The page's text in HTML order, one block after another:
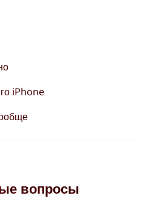
iPhone
вопросы